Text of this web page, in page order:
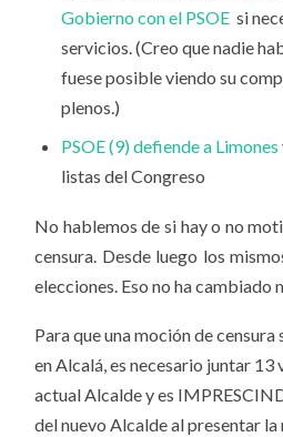
Gobierno con el PSOE si
servicios. (Creo que nadie
fuese posible viendo su
plenos.)
PSOE (9) defiende a Limones
listas del Congreso
No hablemos de si hay o no
censura. Desde luego los
elecciones. Eso no ha cambiado
Para que una moción de censura
en Alcalá, es necesario juntar 13
actual Alcalde y es
del nuevo Alcalde al presentar la